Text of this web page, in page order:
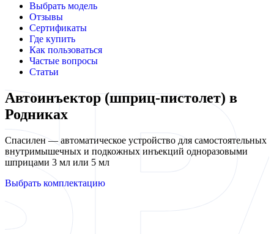
Выбрать модель
Отзывы
Сертификаты
Где купить
Как пользоваться
Частые вопросы
Статьи
Автоинъектор (шприц-пистолет) в
Родниках
Спасилен — автоматическое устройство для самостоятельных
внутримышечных и подкожных инъекций одноразовыми
шприцами 3 мл или 5 мл
Выбрать комплектацию